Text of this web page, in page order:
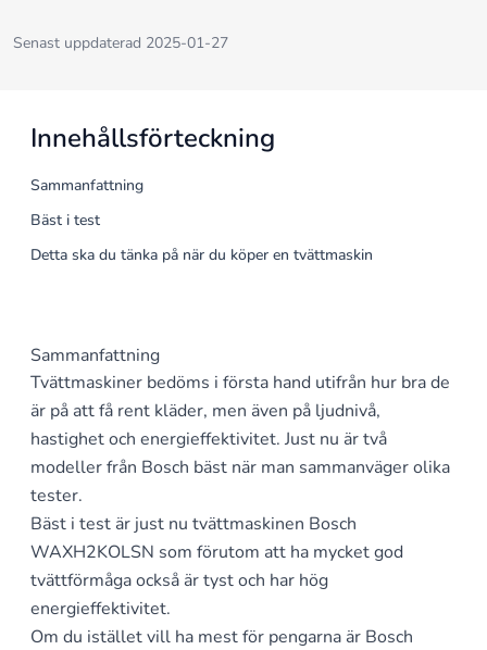
Senast uppdaterad 2025-01-27
Innehållsförteckning
Sammanfattning
Bäst i test
Detta ska du tänka på när du köper en tvättmaskin
Sammanfattning
Tvättmaskiner bedöms i första hand utifrån hur bra de
är på att få rent kläder, men även på ljudnivå,
hastighet och energieffektivitet. Just nu är två
modeller från Bosch bäst när man sammanväger olika
tester.
Bäst i test är just nu tvättmaskinen Bosch
WAXH2KOLSN som förutom att ha mycket god
tvättförmåga också är tyst och har hög
energieffektivitet.
Om du istället vill ha mest för pengarna är Bosch